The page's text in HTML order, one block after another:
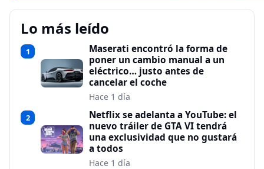
Lo más leído
1
Maserati encontró la forma de
poner un cambio manual a un
eléctrico… justo antes de
cancelar el coche
Hace 1 día
2
Netflix se adelanta a YouTube: el
nuevo tráiler de GTA VI tendrá
una exclusividad que no gustará
a todos
Hace 1 día